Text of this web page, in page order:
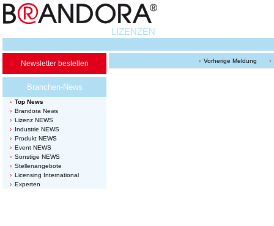
LIZENZEN
Newsletter bestellen
Branchen-News
Top News
Brandora News
Lizenz NEWS
Industrie NEWS
Produkt NEWS
Event NEWS
Sonstige NEWS
Stellenangebote
Licensing International
Experten
Vorherige Meldung